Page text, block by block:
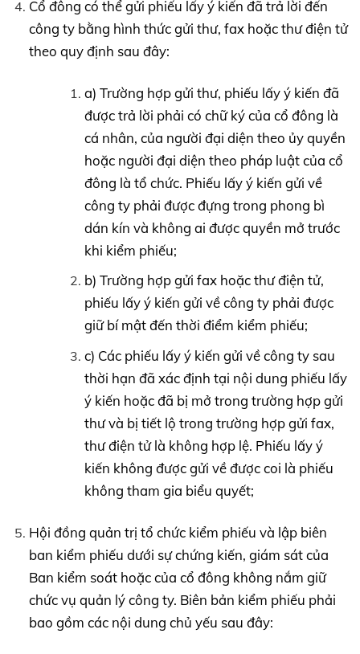
Cổ đông có thể gửi phiếu lấy ý kiến đã trả lời đến
công ty bằng hình thức gửi thư, fax hoặc thư điện tử
theo quy định sau đây:
a) Trường hợp gửi thư, phiếu lấy ý kiến đã
được trả lời phải có chữ ký của cổ đông là
cá nhân, của người đại diện theo ủy quyền
hoặc người đại diện theo pháp luật của cổ
đông là tổ chức. Phiếu lấy ý kiến gửi về
công ty phải được đựng trong phong bì
dán kín và không ai được quyền mở trước
khi kiểm phiếu;
b) Trường hợp gửi fax hoặc thư điện tử,
phiếu lấy ý kiến gửi về công ty phải được
giữ bí mật đến thời điểm kiểm phiếu;
c) Các phiếu lấy ý kiến gửi về công ty sau
thời hạn đã xác định tại nội dung phiếu lấy
ý kiến hoặc đã bị mở trong trường hợp gửi
thư và bị tiết lộ trong trường hợp gửi fax,
thư điện tử là không hợp lệ. Phiếu lấy ý
kiến không được gửi về được coi là phiếu
không tham gia biểu quyết;
Hội đồng quản trị tổ chức kiểm phiếu và lập biên
ban kiểm phiếu dưới sự chứng kiến, giám sát của
Ban kiểm soát hoặc của cổ đông không nắm giữ
chức vụ quản lý công ty. Biên bản kiểm phiếu phải
bao gồm các nội dung chủ yếu sau đây: